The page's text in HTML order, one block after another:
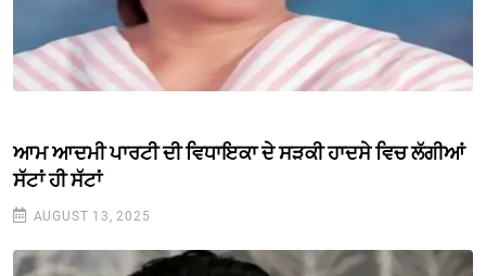
ਆਮ ਆਦਮੀ ਪਾਰਟੀ ਦੀ ਵਿਧਾਇਕਾ ਦੇ ਸੜਕੀ ਹਾਦਸੇ ਵਿਚ ਲੱਗੀਆਂ
ਸੱਟਾਂ ਹੀ ਸੱਟਾਂ
AUGUST 13, 2025